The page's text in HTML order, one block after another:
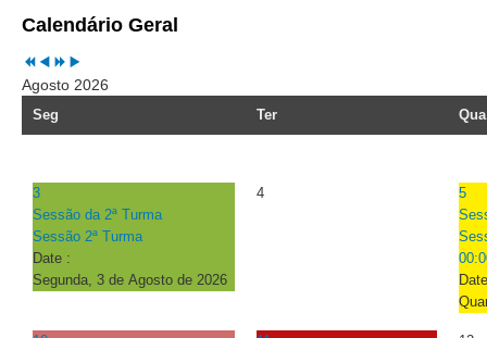
Corregedoria
Composição
Varas do Trabalho
Juízes Manaus
Juízes Roraima
Calendário Geral
Agosto 2026
Seg Ter Qua
3
Sessão da 2ª Turma
Sessão 2ª Turma
Date :
Segunda, 3 de Agosto de 2026
4
5